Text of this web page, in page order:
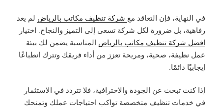
في النهاية، فإن التعاقد مع شركة تنظيف مكاتب بالرياض لم يعد
رفاهية، بل ضرورة لكل شركة تسعى إلى التميز والنجاح. اختيار
افضل شركة تنظيف مكاتب بالرياض المناسبة يضمن لك بيئة
عمل نظيفة، صحية، ومريحة تعزز من أداء فريقك وتترك انطباعًا
إيجابيًا دائمًا.
إذا كنت تبحث عن الجودة والاحترافية، فلا تتردد في الاستثمار
في خدمات تنظيف متخصصة تواكب احتياجات عملك وتمنحك